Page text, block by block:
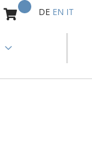
Mein Warenkorb
Select
DE EN IT